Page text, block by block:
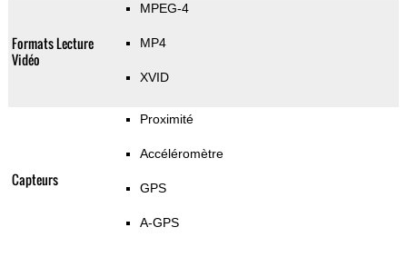
Formats Lecture
Vidéo
MPEG-4
MP4
XVID
Capteurs
Proximité
Accéléromètre
GPS
A-GPS